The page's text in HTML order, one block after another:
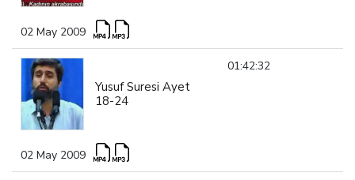
02 May 2009
Yusuf Suresi Ayet
18-24
01:42:32
02 May 2009